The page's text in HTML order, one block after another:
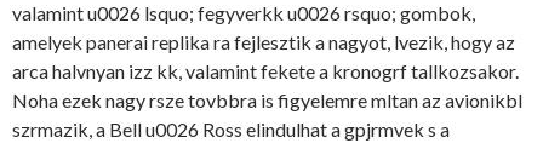
valamint u0026 lsquo; fegyverkk u0026 rsquo; gombok,
amelyek panerai replika ra fejlesztik a nagyot, lvezik, hogy az
arca halvnyan izz kk, valamint fekete a kronogrf tallkozsakor.
Noha ezek nagy rsze tovbbra is figyelemre mltan az avionikbl
szrmazik, a Bell u0026 Ross elindulhat a gpjrmvek s a